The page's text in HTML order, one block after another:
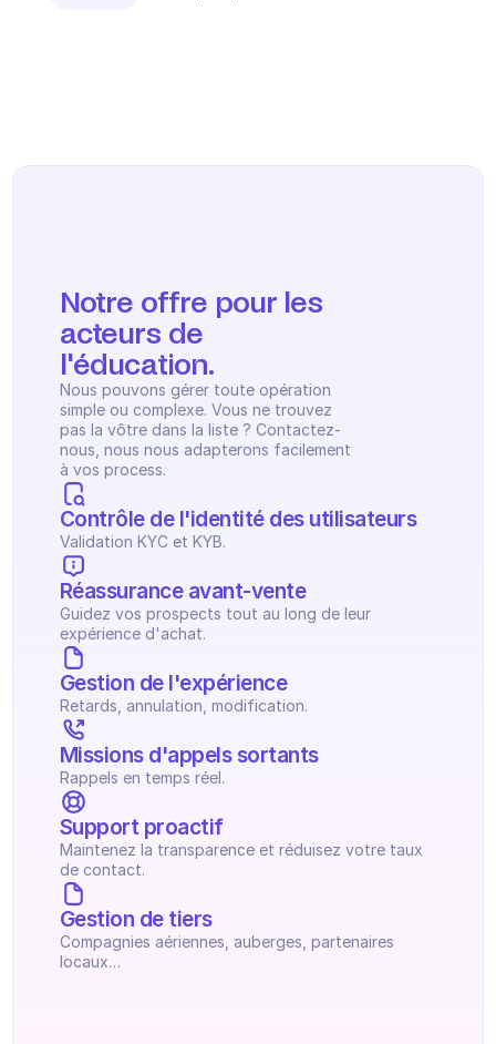
Notre offre pour les
acteurs de
l'éducation.
Nous pouvons gérer toute opération
simple ou complexe. Vous ne trouvez
pas la vôtre dans la liste ? Contactez-
nous, nous nous adapterons facilement
à vos process.
Contrôle de l'identité des utilisateurs
Validation KYC et KYB.
Réassurance avant-vente
Guidez vos prospects tout au long de leur
expérience d'achat.
Gestion de l'expérience
Retards, annulation, modification.
Missions d'appels sortants
Rappels en temps réel.
Support proactif
Maintenez la transparence et réduisez votre taux
de contact.
Gestion de tiers
Compagnies aériennes, auberges, partenaires
locaux…